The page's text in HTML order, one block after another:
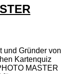
und Gründer von
Kartenquiz
MASTER